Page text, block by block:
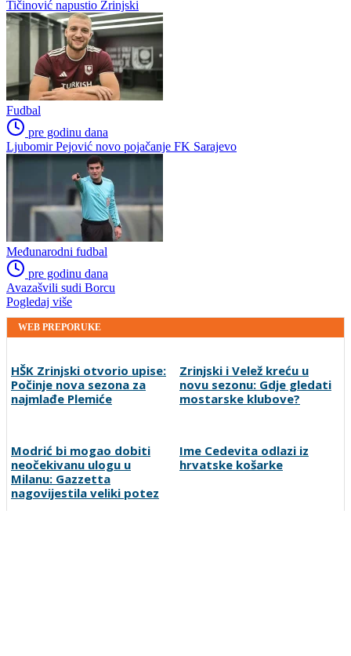
Tičinović napustio Zrinjski
Fudbal
pre godinu dana
Ljubomir Pejović novo pojačanje FK Sarajevo
Međunarodni fudbal
pre godinu dana
Avazašvili sudi Borcu
Pogledaj više
WEB PREPORUKE
HŠK Zrinjski otvorio upise:
Počinje nova sezona za
najmlađe Plemiće
Zrinjski i Velež kreću u
novu sezonu: Gdje gledati
mostarske klubove?